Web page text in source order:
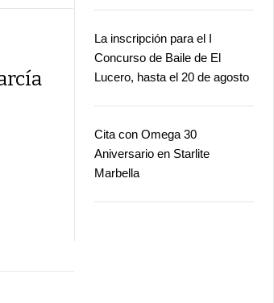
La inscripción para el I
Concurso de Baile de El
Lucero, hasta el 20 de agosto
Cita con Omega 30
Aniversario en Starlite
Marbella